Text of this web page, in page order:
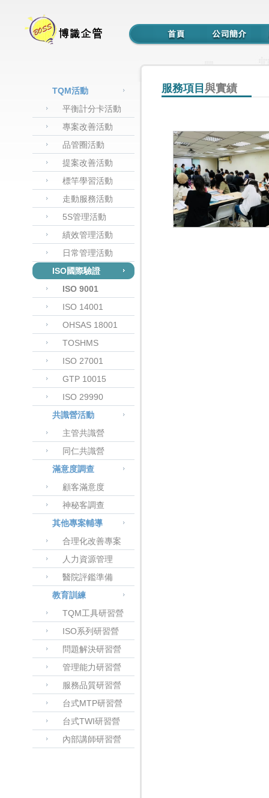
TQM活動
平衡計分卡活動
專案改善活動
品管圈活動
提案改善活動
標竿學習活動
走動服務活動
5S管理活動
績效管理活動
日常管理活動
ISO國際驗證
ISO 9001
ISO 14001
OHSAS 18001
TOSHMS
ISO 27001
GTP 10015
ISO 29990
共識營活動
主管共識營
同仁共識營
滿意度調查
顧客滿意度
神秘客調查
其他專案輔導
合理化改善專案
人力資源管理
醫院評鑑準備
教育訓練
TQM工具研習營
ISO系列研習營
問題解決研習營
管理能力研習營
服務品質研習營
台式MTP研習營
台式TWI研習營
內部講師研習營
服務項目 與實績